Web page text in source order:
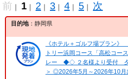
前 ｜ 1 ｜ 2 ｜ 3 ｜ 4 ｜ 5 ｜ 次
目的地：静岡県
《ホテル＋ゴルフ場プラン
トリー浜岡コース「高松コ
レー ◆◇ ２名様より受付 夕
＞ ◎2026年5月～2026年10月